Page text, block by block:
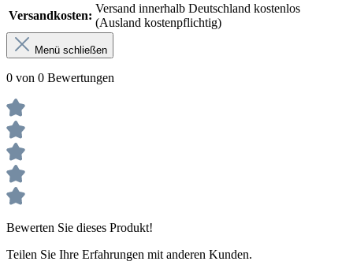
Versandkosten:
Versand innerhalb Deutschland kostenlos
(Ausland kostenpflichtig)
Menü schließen
0 von 0 Bewertungen
Bewerten Sie dieses Produkt!
Teilen Sie Ihre Erfahrungen mit anderen Kunden.